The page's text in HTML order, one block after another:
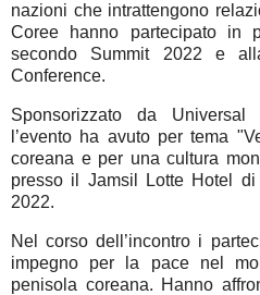
nazioni che intrattengono
Coree hanno partecipato in
secondo Summit 2022 e
Conference.
Sponsorizzato da Universal
l’evento ha avuto per tema
coreana e per una cultura
presso il Jamsil Lotte Hotel
2022.
Nel corso dell’incontro i
impegno per la pace nel
penisola coreana. Hanno